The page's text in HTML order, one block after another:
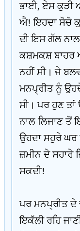
ਭਾਈ, ਏਸ ਕੁੜੀ
ਐ! ਇਹਦਾ ਸੋਚੋ
ਦੀ ਇਸ ਗੱਲ
ਕਸ਼ਮਕਸ਼
ਨਹੀਂ ਸੀ। ਜੇ
ਮਨਪ੍ਰੀਤ ਨੂੰ
ਸੀ। ਪਰ ਹੁਣ
ਨਾਲ ਲਿਜਾਣ ਤੋਂ
ਉਹਦਾ ਸਹੁਰੇ ਘਰ
ਜ਼ਮੀਨ ਦੇ ਸਹਾਰੇ
ਸਕਦੀ!
ਪਰ ਮਨਪ੍ਰੀਤ ਦੇ
ਇਕੱਲੀ ਰਹਿ